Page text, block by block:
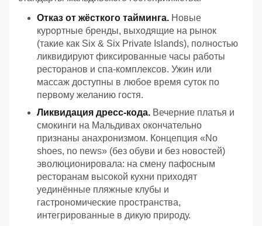
Отказ от жёсткого тайминга. Новые
курортные бренды, выходящие на рынок
(такие как Six & Six Private Islands), полностью
ликвидируют фиксированные часы работы
ресторанов и спа-комплексов. Ужин или
массаж доступны в любое время суток по
первому желанию гостя.
Ликвидация дресс-кода. Вечерние платья и
смокинги на Мальдивах окончательно
признаны анахронизмом. Концепция «No
shoes, no news» (без обуви и без новостей)
эволюционировала: на смену пафосным
ресторанам высокой кухни приходят
уединённые пляжные клубы и
гастрономические пространства,
интегрированные в дикую природу.